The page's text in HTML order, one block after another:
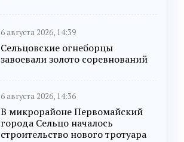
6 августа 2026, 14:39
Сельцовские огнеборцы
завоевали золото соревнований
6 августа 2026, 14:36
В микрорайоне Первомайский
города Сельцо началось
строительство нового тротуара